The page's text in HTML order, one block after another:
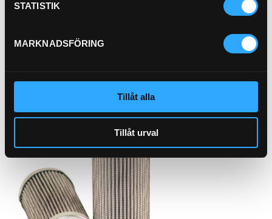
STATISTIK
MARKNADSFÖRING
Tillåt alla
Tillåt urval
Gasket OD 72 mm (2.83 inch)
210.00